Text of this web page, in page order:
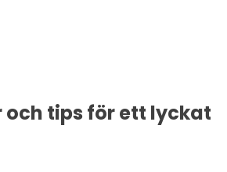
och tips för ett lyckat